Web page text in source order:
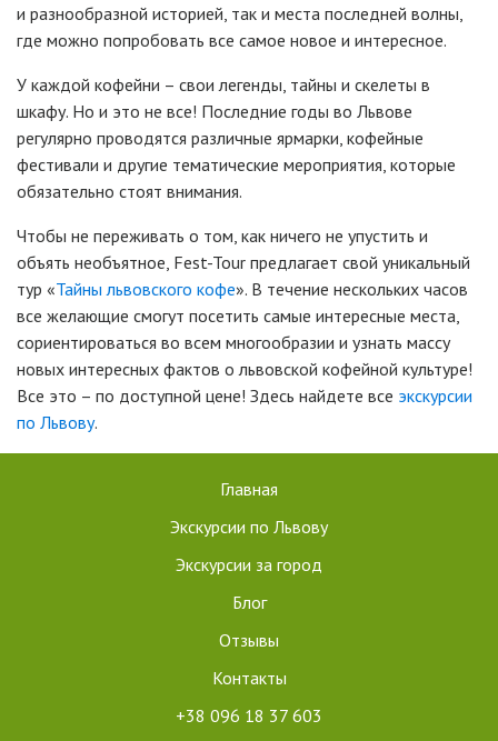
и разнообразной историей, так и места последней волны,
где можно попробовать все самое новое и интересное.
У каждой кофейни – свои легенды, тайны и скелеты в
шкафу. Но и это не все! Последние годы во Львове
регулярно проводятся различные ярмарки, кофейные
фестивали и другие тематические мероприятия, которые
обязательно стоят внимания.
Чтобы не переживать о том, как ничего не упустить и
объять необъятное, Fest-Tour предлагает свой уникальный
тур «Тайны львовского кофе». В течение нескольких часов
все желающие смогут посетить самые интересные места,
сориентироваться во всем многообразии и узнать массу
новых интересных фактов о львовской кофейной культуре!
Все это – по доступной цене! Здесь найдете все экскурсии
по Львову.
Главная
Экскурсии по Львову
Экскурсии за город
Блог
Отзывы
Контакты
+38 096 18 37 603